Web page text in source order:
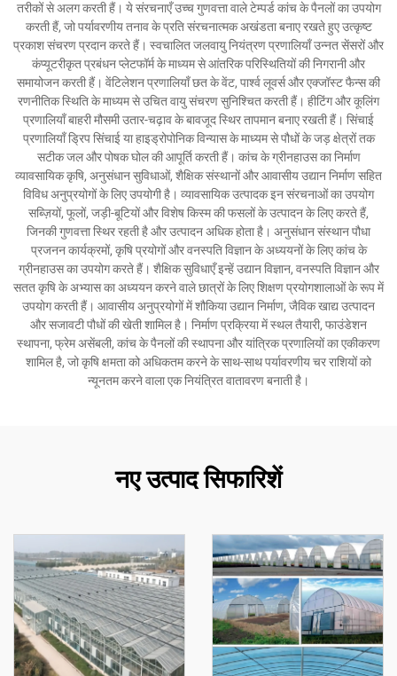
तरीकों से अलग करती हैं। ये संरचनाएँ उच्च गुणवत्ता वाले टेम्पर्ड कांच के पैनलों का उपयोग
करती हैं, जो पर्यावरणीय तनाव के प्रति संरचनात्मक अखंडता बनाए रखते हुए उत्कृष्ट
प्रकाश संचरण प्रदान करते हैं। स्वचालित जलवायु नियंत्रण प्रणालियाँ उन्नत सेंसरों और
कंप्यूटरीकृत प्रबंधन प्लेटफॉर्म के माध्यम से आंतरिक परिस्थितियों की निगरानी और
समायोजन करती हैं। वेंटिलेशन प्रणालियाँ छत के वेंट, पार्श्व लूवर्स और एक्जॉस्ट फैन्स की
रणनीतिक स्थिति के माध्यम से उचित वायु संचरण सुनिश्चित करती हैं। हीटिंग और कूलिंग
प्रणालियाँ बाहरी मौसमी उतार-चढ़ाव के बावजूद स्थिर तापमान बनाए रखती हैं। सिंचाई
प्रणालियाँ ड्रिप सिंचाई या हाइड्रोपोनिक विन्यास के माध्यम से पौधों के जड़ क्षेत्रों तक
सटीक जल और पोषक घोल की आपूर्ति करती हैं। कांच के ग्रीनहाउस का निर्माण
व्यावसायिक कृषि, अनुसंधान सुविधाओं, शैक्षिक संस्थानों और आवासीय उद्यान निर्माण सहित
विविध अनुप्रयोगों के लिए उपयोगी है। व्यावसायिक उत्पादक इन संरचनाओं का उपयोग
सब्ज़ियों, फूलों, जड़ी-बूटियों और विशेष किस्म की फसलों के उत्पादन के लिए करते हैं,
जिनकी गुणवत्ता स्थिर रहती है और उत्पादन अधिक होता है। अनुसंधान संस्थान पौधा
प्रजनन कार्यक्रमों, कृषि प्रयोगों और वनस्पति विज्ञान के अध्ययनों के लिए कांच के
ग्रीनहाउस का उपयोग करते हैं। शैक्षिक सुविधाएँ इन्हें उद्यान विज्ञान, वनस्पति विज्ञान और
सतत कृषि के अभ्यास का अध्ययन करने वाले छात्रों के लिए शिक्षण प्रयोगशालाओं के रूप में
उपयोग करती हैं। आवासीय अनुप्रयोगों में शौकिया उद्यान निर्माण, जैविक खाद्य उत्पादन
और सजावटी पौधों की खेती शामिल है। निर्माण प्रक्रिया में स्थल तैयारी, फाउंडेशन
स्थापना, फ्रेम असेंबली, कांच के पैनलों की स्थापना और यांत्रिक प्रणालियों का एकीकरण
शामिल है, जो कृषि क्षमता को अधिकतम करने के साथ-साथ पर्यावरणीय चर राशियों को
न्यूनतम करने वाला एक नियंत्रित वातावरण बनाती है।
नए उत्पाद सिफारिशें